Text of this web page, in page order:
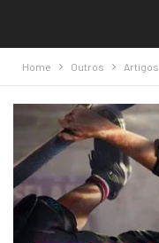
Home Outros Artigos